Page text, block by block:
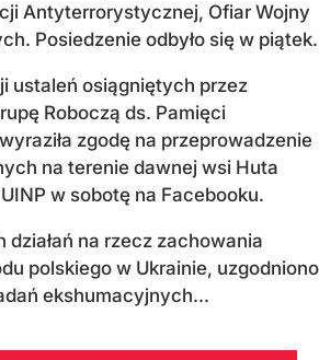
Antyterrorystycznej, Ofiar Wojny
Posiedzenie odbyło się w piątek.
ustaleń osiągniętych przez
Roboczą ds. Pamięci
zgodę na przeprowadzenie
na terenie dawnej wsi Huta
UINP w sobotę na Facebooku.
działań na rzecz zachowania
polskiego w Ukrainie, uzgodniono
ekshumacyjnych...